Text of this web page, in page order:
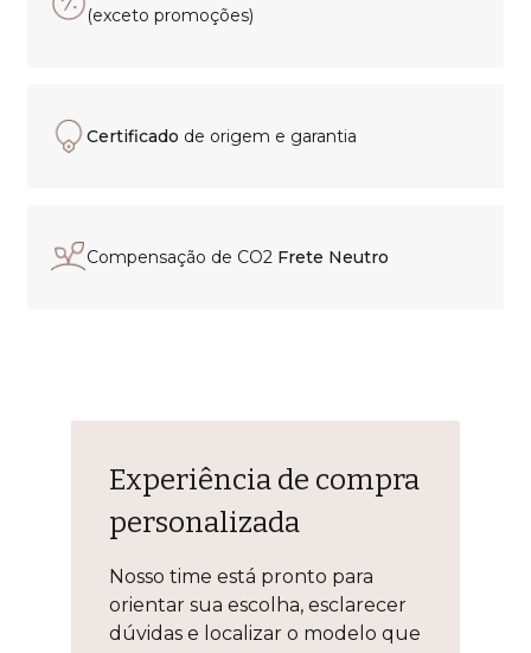
(exceto promoções)
Certificado de origem e garantia
Compensação de CO2 Frete Neutro
Experiência de compra
personalizada
Nosso time está pronto para
orientar sua escolha, esclarecer
dúvidas e localizar o modelo que